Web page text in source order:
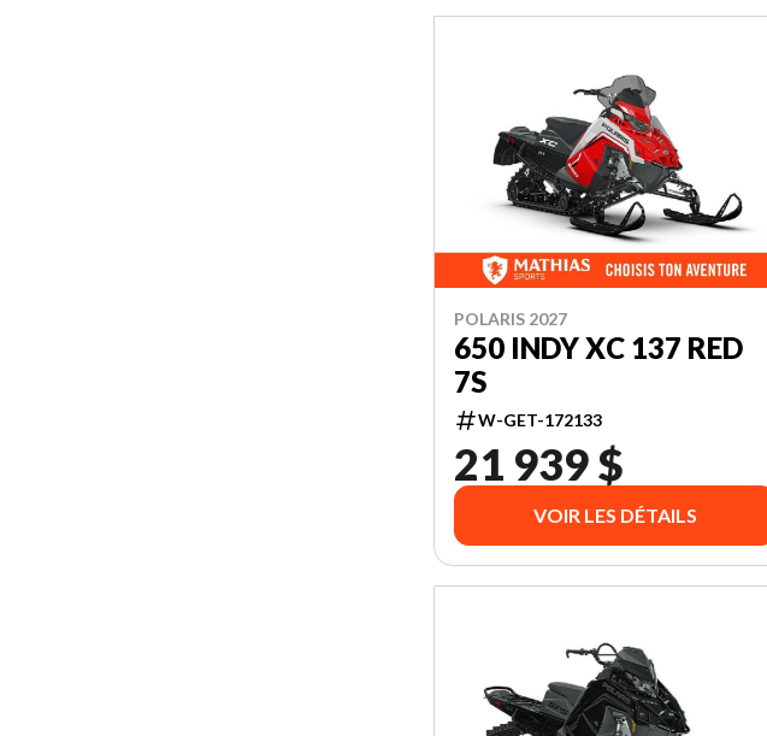
POLARIS 2027
650 INDY XC 137 RED
7S
W-GET-172133
21 939 $
VOIR LES DÉTAILS